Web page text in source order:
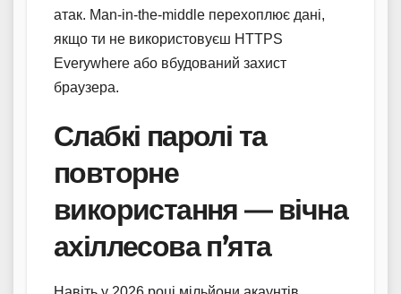
атак. Man-in-the-middle перехоплює дані,
якщо ти не використовуєш HTTPS
Everywhere або вбудований захист
браузера.
Слабкі паролі та
повторне
використання — вічна
ахіллесова п’ята